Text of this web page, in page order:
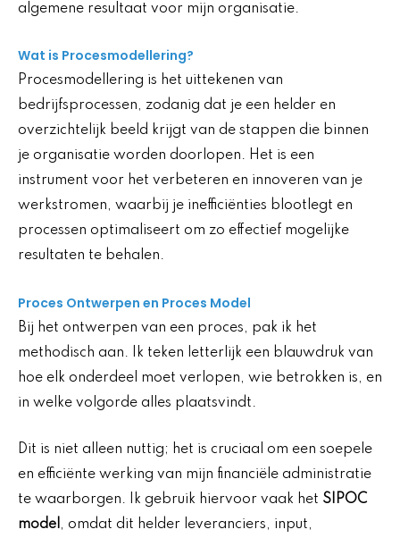
algemene resultaat voor mijn organisatie.
Wat is Procesmodellering?
Procesmodellering is het uittekenen van
bedrijfsprocessen, zodanig dat je een helder en
overzichtelijk beeld krijgt van de stappen die binnen
je organisatie worden doorlopen. Het is een
instrument voor het verbeteren en innoveren van je
werkstromen, waarbij je inefficiënties blootlegt en
processen optimaliseert om zo effectief mogelijke
resultaten te behalen.
Proces Ontwerpen en Proces Model
Bij het ontwerpen van een proces, pak ik het
methodisch aan. Ik teken letterlijk een blauwdruk van
hoe elk onderdeel moet verlopen, wie betrokken is, en
in welke volgorde alles plaatsvindt.
Dit is niet alleen nuttig; het is cruciaal om een soepele
en efficiënte werking van mijn financiële administratie
te waarborgen. Ik gebruik hiervoor vaak het SIPOC
model , omdat dit helder leveranciers, input,